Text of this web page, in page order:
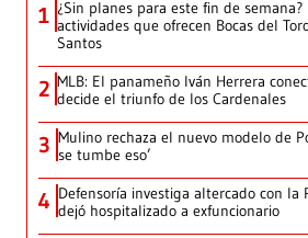
1 ¿Sin planes para este fin de semana?
actividades que ofrecen Bocas del
Santos
2 MLB: El panameño Iván Herrera
decide el triunfo de los Cardenales
3 Mulino rechaza el nuevo modelo de
se tumbe eso’
4 Defensoría investiga altercado con la
dejó hospitalizado a exfuncionario